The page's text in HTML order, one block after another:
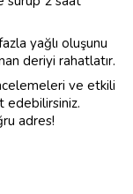
yağlı oluşunu
deriyi rahatlatır.
ve etkili
edebilirsiniz.
adres!